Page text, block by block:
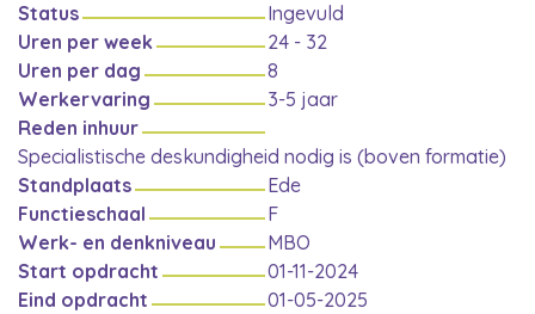
Status
Ingevuld
Uren per week
24 - 32
Uren per dag
8
Werkervaring
3-5 jaar
Reden inhuur
Specialistische deskundigheid nodig is (boven formatie)
Standplaats
Ede
Functieschaal
F
Werk- en denkniveau
MBO
Start opdracht
01-11-2024
Eind opdracht
01-05-2025